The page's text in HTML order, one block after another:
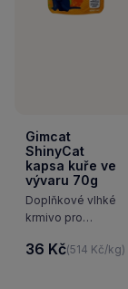
Gimcat
ShinyCat
kapsa kuře ve
vývaru 70g
Doplňkové vlhké
krmivo pro
obsahuje lahodné
36 Kč(514 Kč/kg)